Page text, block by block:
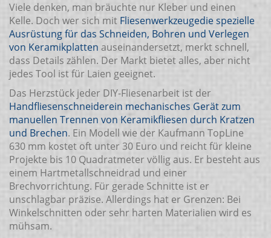
Viele denken, man bräuchte nur Kleber und einen
Kelle. Doch wer sich mit Fliesenwerkzeugedie spezielle
Ausrüstung für das Schneiden, Bohren und Verlegen
von Keramikplatten auseinandersetzt, merkt schnell,
dass Details zählen. Der Markt bietet alles, aber nicht
jedes Tool ist für Laien geeignet.
Das Herzstück jeder DIY-Fliesenarbeit ist der
Handfliesenschneiderein mechanisches Gerät zum
manuellen Trennen von Keramikfliesen durch Kratzen
und Brechen. Ein Modell wie der Kaufmann TopLine
630 mm kostet oft unter 30 Euro und reicht für kleine
Projekte bis 10 Quadratmeter völlig aus. Er besteht aus
einem Hartmetallschneidrad und einer
Brechvorrichtung. Für gerade Schnitte ist er
unschlagbar präzise. Allerdings hat er Grenzen: Bei
Winkelschnitten oder sehr harten Materialien wird es
mühsam.